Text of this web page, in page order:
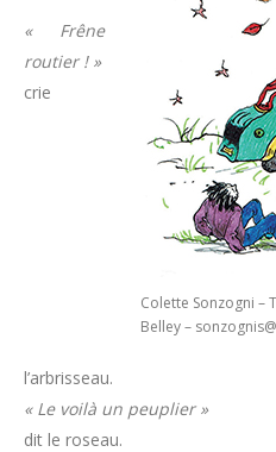
Colette Sonzogni –
Belley –
« Frêne
routier ! »
crie
l’arbrisseau.
« Le voilà un peuplier »
dit le roseau.